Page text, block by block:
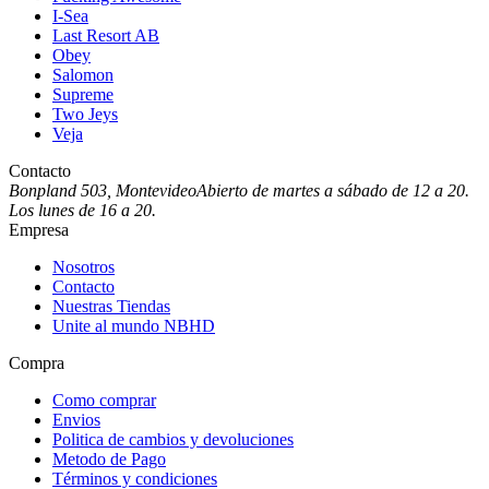
I-Sea
Last Resort AB
Obey
Salomon
Supreme
Two Jeys
Veja
Contacto
Bonpland 503, MontevideoAbierto de martes a sábado de 12 a 20.
Los lunes de 16 a 20.
Empresa
Nosotros
Contacto
Nuestras Tiendas
Unite al mundo NBHD
Compra
Como comprar
Envios
Politica de cambios y devoluciones
Metodo de Pago
Términos y condiciones